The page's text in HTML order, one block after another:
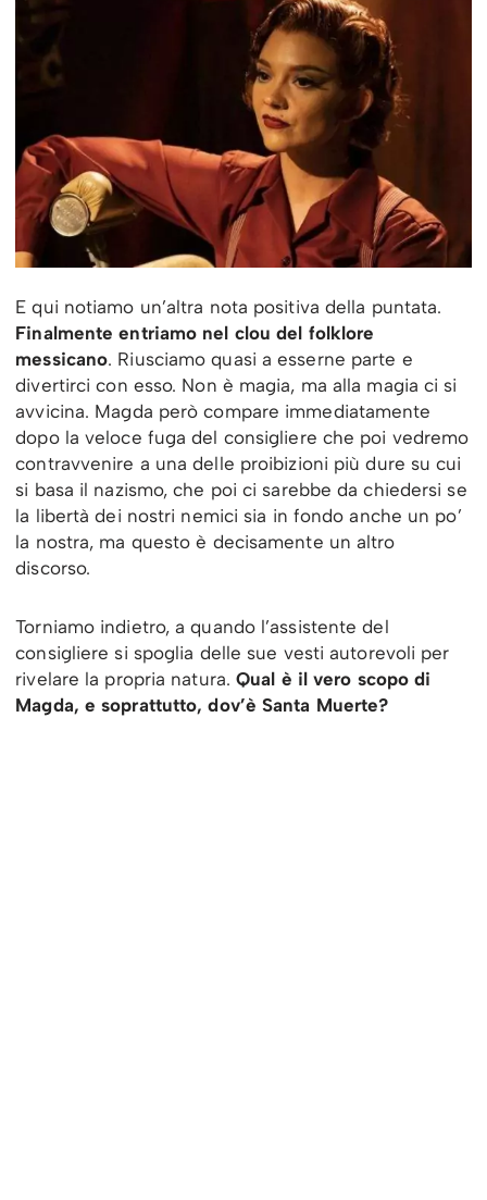
E qui notiamo un’altra nota positiva della puntata.
Finalmente entriamo nel clou del folklore
messicano. Riusciamo quasi a esserne parte e
divertirci con esso. Non è magia, ma alla magia ci si
avvicina. Magda però compare immediatamente
dopo la veloce fuga del consigliere che poi vedremo
contravvenire a una delle proibizioni più dure su cui
si basa il nazismo, che poi ci sarebbe da chiedersi se
la libertà dei nostri nemici sia in fondo anche un po’
la nostra, ma questo è decisamente un altro
discorso.
Torniamo indietro, a quando l’assistente del
consigliere si spoglia delle sue vesti autorevoli per
rivelare la propria natura.Qual è il vero scopo di
Magda, e soprattutto, dov’è Santa Muerte?